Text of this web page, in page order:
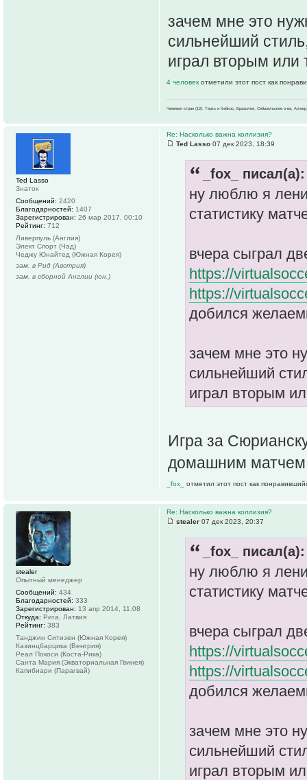
зачем мне это
сильнейший
играл вторым или
4 человек отметили этот пост как
Чемпион стран (12): Теркс и Кайкос, Бразилия, Сейшельские о-ва,
Re: Насколько важна коллизия?
Ted Lasso 07 дек 2023, 18:39
_fox_ писал(а):
ну люблю я
статистику
вчера сыграл
https://
https://
добился
зачем мне это
сильнейший
играл вторым
Игра за
домашним
_fox_ отметил этот пост как
Ted Lasso
Знаток
Сообщений: 2420
Благодарностей: 1407
Зарегистрирован: 26 мар 2017, 00:10
Рейтинг: 712
Ливерпуль (Англия)
Элект Спорт (Чад)
Чеджу Юнайтед (Южная Корея)
зам. в Рид (Австрия)
зам. в сборной Англии (юн.)
Re: Насколько важна коллизия?
stealer 07 дек 2023, 20:37
_fox_ писал(а):
ну люблю я
статистику
вчера сыграл
https://
https://
добился
зачем мне это
сильнейший
играл вторым
stealer
Опытный менеджер
Сообщений: 434
Благодарностей: 333
Зарегистрирован: 13 апр 2014, 11:08
Откуда: Рига, Латвия
Рейтинг: 383
Танджин Ситизен (Южная Корея)
Казинцбарцика (Венгрия)
Реал Покоси (Коста-Рика)
Санта Мария (Экваториальная Гвинея)
Капибиари (Парагвай)